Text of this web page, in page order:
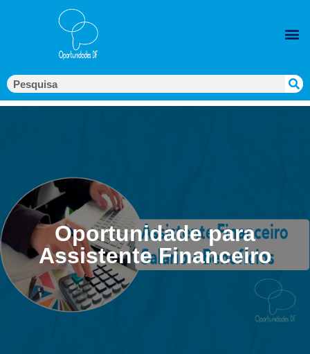
Oportunidade para
Assistente Financeiro